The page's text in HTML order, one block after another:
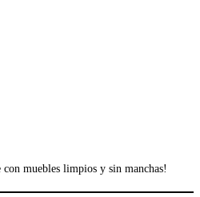
con muebles limpios y sin manchas!